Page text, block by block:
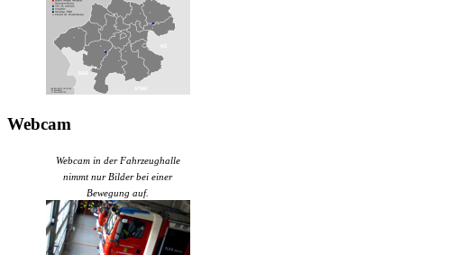
Webcam
Webcam in der Fahrzeughalle
nimmt nur Bilder bei einer
Bewegung auf.